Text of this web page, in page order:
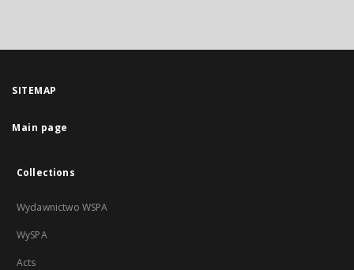
SITEMAP
Main page
Collections
Wydawnictwo WSPA
WySPA
Acts